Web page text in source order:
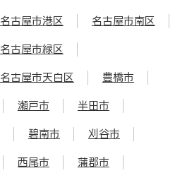
名古屋市港区 名古屋市南区
名古屋市緑区
名古屋市天白区 豊橋市
瀬戸市 半田市
碧南市 刈谷市
西尾市 蒲郡市